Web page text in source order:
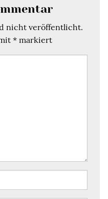
nicht veröffentlicht.
* markiert